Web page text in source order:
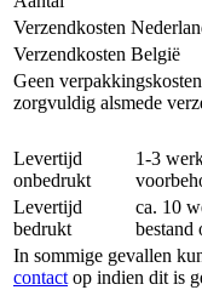
Verzendkosten
Verzendkosten België
Geen
zorgvuldig alsmede
Levertijd
onbedrukt
1-3
Levertijd
bedrukt
ca. 10
bestand
In sommige gevallen
contact op indien dit is